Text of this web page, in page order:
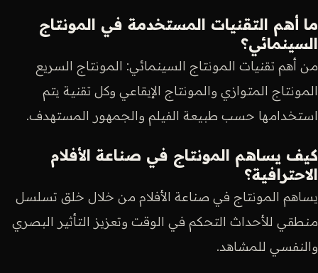
ما أهم التقنيات المستخدمة في المونتاج
السينمائي؟
من أهم تقنيات المونتاج السينمائي: المونتاج السريع
المونتاج المتوازي والمونتاج الإيقاعي وكل تقنية يتم
استخدامها حسب طبيعة الفيلم والجمهور المستهدف.
كيف يساهم المونتاج في صناعة الأفلام
الاحترافية؟
يساهم المونتاج في صناعة الأفلام من خلال خلق تسلسل
منطقي للأحداث التحكم في الوقت وتعزيز التأثير البصري
والنفسي للمشاهد.